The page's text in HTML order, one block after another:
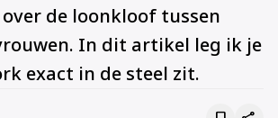
de loonkloof tussen
In dit artikel leg ik je
exact in de steel zit.